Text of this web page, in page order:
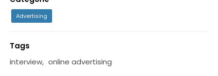
Advertising
Tags
interview, online advertising